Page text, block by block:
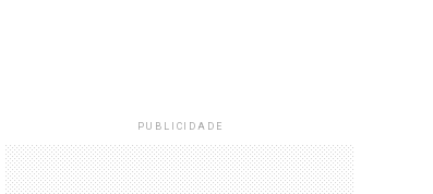
PUBLICIDADE